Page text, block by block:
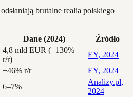
brutalne realia polskiego
Dane (2024)
Źródło
4,8 mld EUR (+130%
r/r)
EY, 2024
+46% r/r
EY, 2024
6–7%
Analizy.pl,
2024